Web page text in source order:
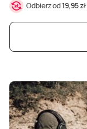
Odbierz od19,95 zł